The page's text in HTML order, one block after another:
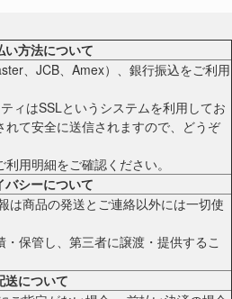
い方法について
、JCB、Amex）、銀行振込をご利用
ィはSSLというシステムを利用してお
れて安全に送信されますので、どうぞ
用明細をご確認ください。
バシーについて
は商品の発送とご連絡以外には一切使
保管し、第三者に譲渡・提供するこ
送について